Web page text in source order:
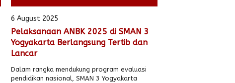
6 August 2025
Pelaksanaan ANBK 2025 di SMAN 3
Yogyakarta Berlangsung Tertib dan
Lancar
Dalam rangka mendukung program evaluasi
pendidikan nasional, SMAN 3 Yogyakarta